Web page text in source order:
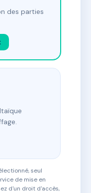
des parties
seul
de mise en
d'un droit d'accès,